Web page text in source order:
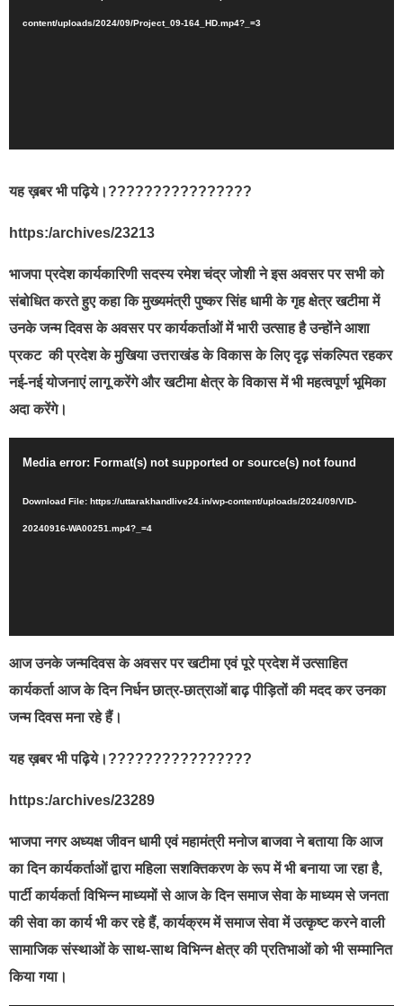
content/uploads/2024/09/Project_09-164_HD.mp4?_=3
यह ख़बर भी पढ़िये।????????????????
https:/archives/23213
भाजपा प्रदेश कार्यकारिणी सदस्य रमेश चंद्र जोशी ने इस अवसर पर सभी को
संबोधित करते हुए कहा कि मुख्यमंत्री पुष्कर सिंह धामी के गृह क्षेत्र खटीमा में
उनके जन्म दिवस के अवसर पर कार्यकर्ताओं में भारी उत्साह है उन्होंने आशा
प्रकट की प्रदेश के मुखिया उत्तराखंड के विकास के लिए दृढ़ संकल्पित रहकर
नई-नई योजनाएं लागू करेंगे और खटीमा क्षेत्र के विकास में भी महत्वपूर्ण भूमिका
अदा करेंगे।
Media error: Format(s) not supported or source(s) not found
Download File: https://uttarakhandlive24.in/wp-content/uploads/2024/09/VID-
20240916-WA00251.mp4?_=4
आज उनके जन्मदिवस के अवसर पर खटीमा एवं पूरे प्रदेश में उत्साहित
कार्यकर्ता आज के दिन निर्धन छात्र-छात्राओं बाढ़ पीड़ितों की मदद कर उनका
जन्म दिवस मना रहे हैं।
यह ख़बर भी पढ़िये।????????????????
https:/archives/23289
भाजपा नगर अध्यक्ष जीवन धामी एवं महामंत्री मनोज बाजवा ने बताया कि आज
का दिन कार्यकर्ताओं द्वारा महिला सशक्तिकरण के रूप में भी बनाया जा रहा है,
पार्टी कार्यकर्ता विभिन्न माध्यमों से आज के दिन समाज सेवा के माध्यम से जनता
की सेवा का कार्य भी कर रहे हैं, कार्यक्रम में समाज सेवा में उत्कृष्ट करने वाली
सामाजिक संस्थाओं के साथ-साथ विभिन्न क्षेत्र की प्रतिभाओं को भी सम्मानित
किया गया।